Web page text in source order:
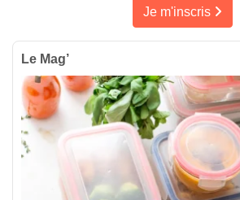
Je m'inscris
Le Mag’